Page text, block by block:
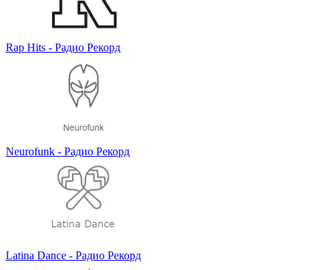
Rap Hits - Радио Рекорд
Neurofunk - Радио Рекорд
Latina Dance - Радио Рекорд